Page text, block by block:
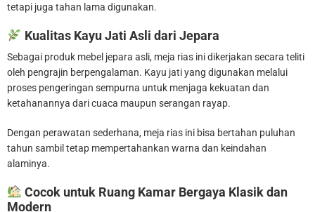
tetapi juga tahan lama digunakan.
Kualitas Kayu Jati Asli dari Jepara
Sebagai produk mebel jepara asli, meja rias ini dikerjakan secara teliti
oleh pengrajin berpengalaman. Kayu jati yang digunakan melalui
proses pengeringan sempurna untuk menjaga kekuatan dan
ketahanannya dari cuaca maupun serangan rayap.
Dengan perawatan sederhana, meja rias ini bisa bertahan puluhan
tahun sambil tetap mempertahankan warna dan keindahan
alaminya.
Cocok untuk Ruang Kamar Bergaya Klasik dan
Modern